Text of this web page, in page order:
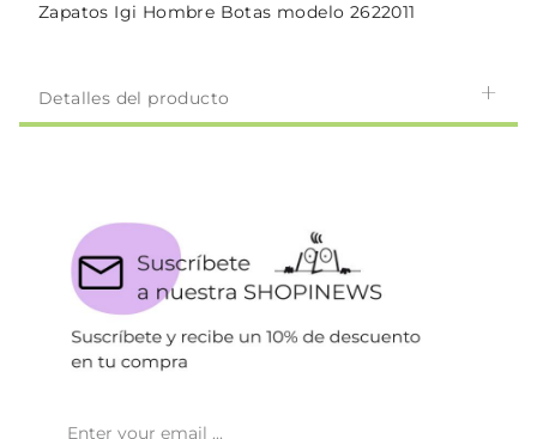
Zapatos Igi Hombre Botas modelo 2622011
Detalles del producto